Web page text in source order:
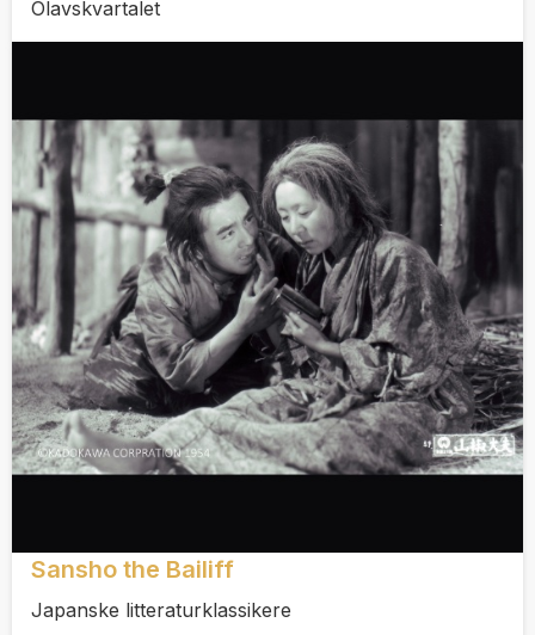
Olavskvartalet
Sansho the Bailiff
Japanske litteraturklassikere